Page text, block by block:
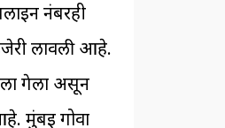
नंबरही
लावली आहे.
गेला असून
मुंबई गोवा